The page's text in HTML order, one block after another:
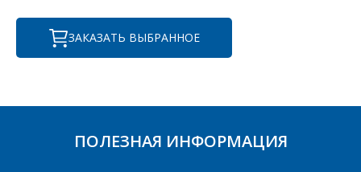
ЗАКАЗАТЬ ВЫБРАННОЕ
ПОЛЕЗНАЯ ИНФОРМАЦИЯ
свяжутся с Вами по
вопросам стоимости
и сроков поставки.
Организация *
Ваше имя *
Телефон*